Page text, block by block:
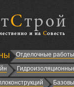
Отделочные работы